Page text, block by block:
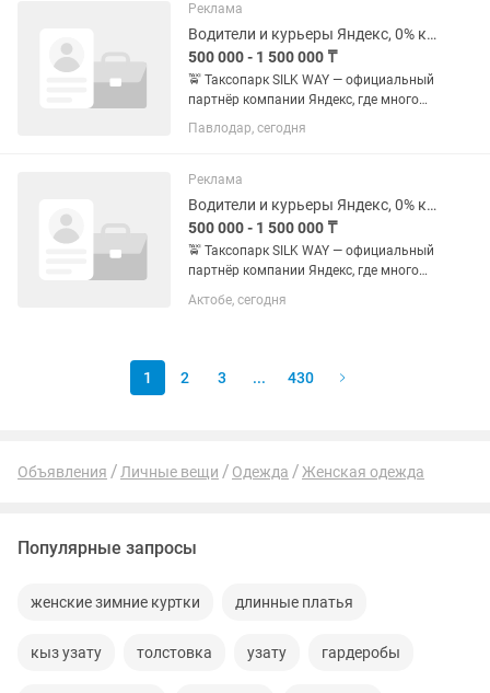
Реклама
Водители и курьеры Яндекс, 0% комиссия парка, еженедельные бонусы
500 000 - 1 500 000 ₸
🚖 Таксопарк SILK WAY — официальный
партнёр компании Яндекс, где много
заказов и больше дохода!
Подключайтесь к Яндекс Такси через
Павлодар, сегодня
Реклама
Водители и курьеры Яндекс, 0% комиссия парка, еженедельные бонусы
500 000 - 1 500 000 ₸
🚖 Таксопарк SILK WAY — официальный
партнёр компании Яндекс, где много
Подключайтесь к Яндекс Такси через
Актобе, сегодня
1 2 3 ... 430
Объявления Личные вещи Одежда Женская одежда
Популярные запросы
женские зимние куртки длинные платья
кыз узату толстовка узату гардеробы